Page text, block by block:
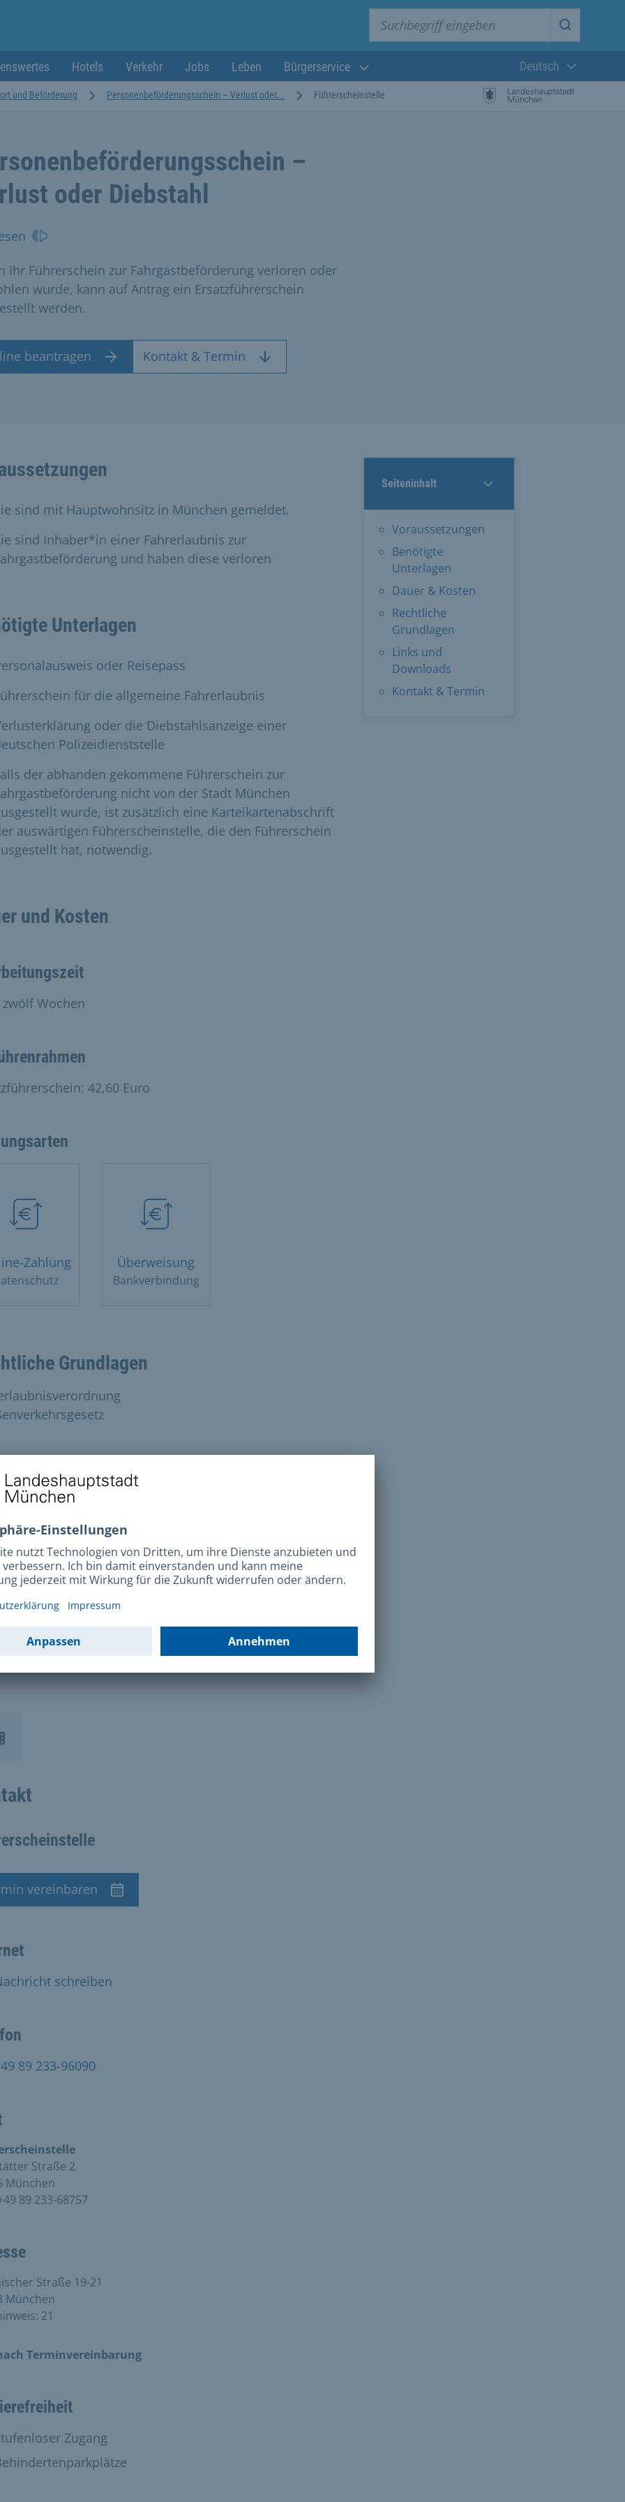
Suche
Hotels Verkehr Jobs Leben Bürgerservice
Aktuelle
Deutsch
und Beförderung Personenbeförderungsschein – Verlust oder... Führerscheinstelle
–
oder Diebstahl
Ihr Führerschein zur Fahrgastbeförderung verloren oder
wurde, kann auf Antrag ein Ersatzführerschein
werden.
beantragen Kontakt & Termin
Seiteninhalt
Voraussetzungen
Benötigte
Unterlagen
Dauer & Kosten
Rechtliche
Grundlagen
Links und
Downloads
Kontakt & Termin
sind mit Hauptwohnsitz in München gemeldet.
sind Inhaber*in einer Fahrerlaubnis zur
und haben diese verloren
Unterlagen
oder Reisepass
für die allgemeine Fahrerlaubnis
oder die Diebstahlsanzeige einer
Polizeidienststelle
der abhanden gekommene Führerschein zur
nicht von der Stadt München
wurde, ist zusätzlich eine Karteikartenabschrift
auswärtigen Führerscheinstelle, die den Führerschein
hat, notwendig.
und Kosten
Wochen
42,60 Euro
Zahlung Überweisung
Bankverbindung
Grundlagen
und Downloads
vereinbaren
schreiben
89 233-96090
Straße 2
München
89 233-68757
Straße 19-21
München
21
Terminvereinbarung
Zugang